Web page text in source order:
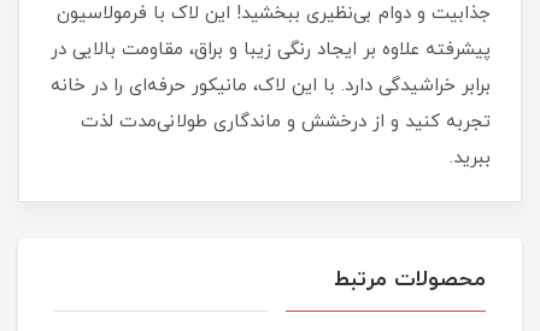
جذابیت و دوام بی‌نظیری ببخشید! این لاک با فرمولاسیون
پیشرفته علاوه بر ایجاد رنگی زیبا و براق، مقاومت بالایی در
برابر خراشیدگی دارد. با این لاک، مانیکور حرفه‌ای را در خانه
تجربه کنید و از درخشش و ماندگاری طولانی‌مدت لذت
ببرید.
محصولات مرتبط